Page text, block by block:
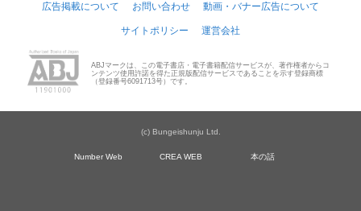
広告掲載について お問い合わせ 動画・バナー広告について
サイトポリシー 運営会社
ABJマークは、この電子書店・電子書籍配信サービスが、著作権者からコ
ンテンツ使用許諾を得た正規版配信サービスであることを示す登録商標
（登録番号6091713号）です。
(c) Bungeishunju Ltd.
Number Web CREA WEB 本の話